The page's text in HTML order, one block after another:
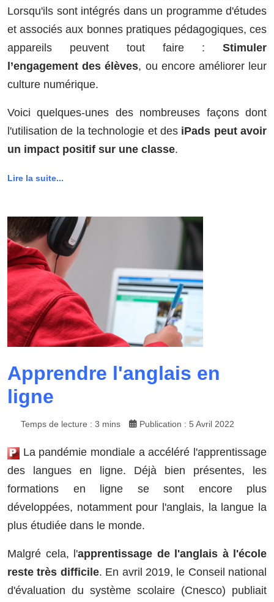
Lorsqu'ils sont intégrés dans un programme d'études
et associés aux bonnes pratiques pédagogiques, ces
appareils peuvent tout faire : Stimuler
l’engagement des élèves, ou encore améliorer leur
culture numérique.
Voici quelques-unes des nombreuses façons dont
l'utilisation de la technologie et des iPads peut avoir
un impact positif sur une classe.
Lire la suite...
Apprendre l'anglais en
ligne
Temps de lecture : 3 mins Publication : 5 Avril 2022
La pandémie mondiale a accéléré l'apprentissage
des langues en ligne. Déjà bien présentes, les
formations en ligne se sont encore plus
développées, notamment pour l'anglais, la langue la
plus étudiée dans le monde.
Malgré cela, l'apprentissage de l'anglais à l'école
reste très difficile. En avril 2019, le Conseil national
d'évaluation du système scolaire (Cnesco) publiait